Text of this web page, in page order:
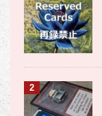
2